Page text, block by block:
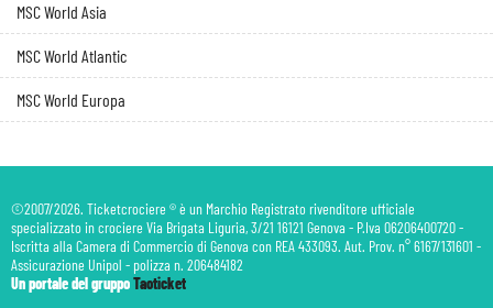
MSC World Asia
MSC World Atlantic
MSC World Europa
©2007/2026. Ticketcrociere ® è un Marchio Registrato rivenditore ufficiale
specializzato in crociere Via Brigata Liguria, 3/21 16121 Genova - P.Iva 06206400720 -
Iscritta alla Camera di Commercio di Genova con REA 433093. Aut. Prov. n° 6167/131601 -
Assicurazione Unipol - polizza n. 206484182
Un portale del gruppoTaoticket